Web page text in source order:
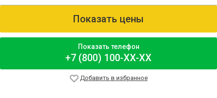
деловые встречи, праздники и обучающие игры для детей.
Гости могут посетить салон красоты, воспользоваться
услугами медицинского центра, заказать экскурсии по
Крыму или просто насладиться оздоровительным отдыхом
Для размещения гостей предлагаются комфортабельные
номера: «Классический», «Супериор Семейный»,
Показать цены
Показать телефон
+7 (800) 100-XX-XX
Добавить в избранное